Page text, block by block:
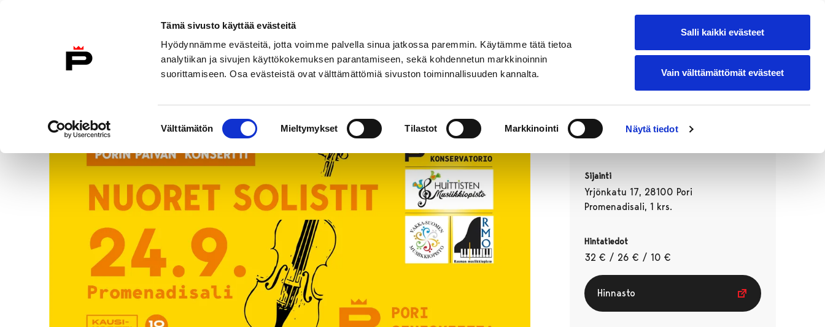
Tämä sivusto käyttää evästeitä
Hyödynnämme evästeitä, jotta voimme palvella sinua jatkossa paremmin. Käytämme tätä tietoa
analytiikan ja sivujen käyttökokemuksen parantamiseen, sekä kohdennetun markkinoinnin
suorittamiseen. Osa evästeistä ovat välttämättömiä sivuston toiminnallisuuden kannalta.
Välttämätön Mieltymykset Tilastot Markkinointi Näytä tiedot
Salli kaikki evästeet
Vain välttämättömät evästeet
Ajankohta
24.09.2026 18:30–21:00
Sijainti
Yrjönkatu 17, 28100 Pori
Promenadisali, 1 krs.
Hintatiedot
32 € / 26 € / 10 €
Hinnasto